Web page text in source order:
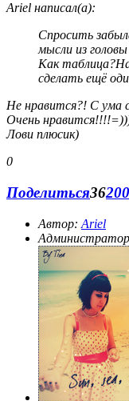
Ariel написал(а):
Спросить
мысли из
Как
сделать ещё
Не нравится?! С ума
Очень
Лови плюсик)
0
Поделиться36
Автор: Ariel
Администратор